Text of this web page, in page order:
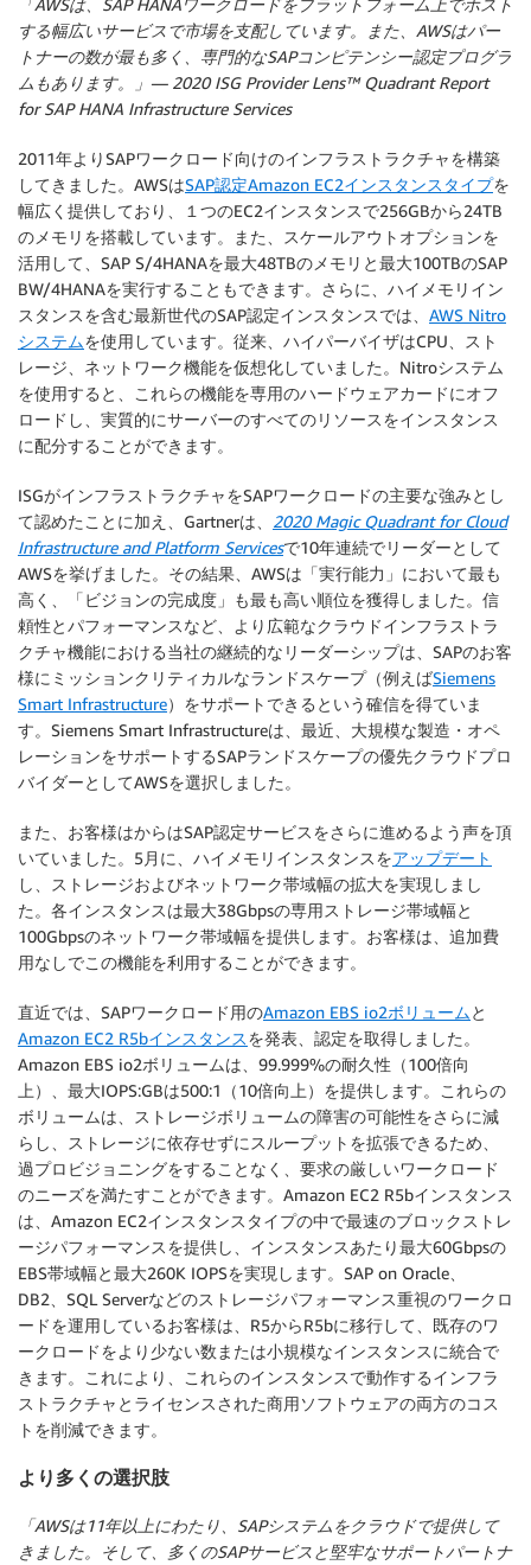
する幅広いサービスで市場を支配しています。また、AWSはパー
トナーの数が最も多く、専門的なSAPコンピテンシー認定プログラ
ムもあります。」— 2020 ISG Provider Lens™ Quadrant Report
for SAP HANA Infrastructure Services
2011年よりSAPワークロード向けのインフラストラクチャを構築
してきました。AWSはSAP認定Amazon EC2インスタンスタイプを
幅広く提供しており、１つのEC2インスタンスで256GBから24TB
のメモリを搭載しています。また、スケールアウトオプションを
活用して、SAP S/4HANAを最大48TBのメモリと最大100TBのSAP
BW/4HANAを実行することもできます。さらに、ハイメモリイン
スタンスを含む最新世代のSAP認定インスタンスでは、 AWS Nitro
システムを使用しています。従来、ハイパーバイザはCPU、スト
レージ、ネットワーク機能を仮想化していました。Nitroシステム
を使用すると、これらの機能を専用のハードウェアカードにオフ
ロードし、実質的にサーバーのすべてのリソースをインスタンス
に配分することができます。
ISGがインフラストラクチャをSAPワークロードの主要な強みとし
て認めたことに加え、Gartnerは、 2020 Magic Quadrant for Cloud
Infrastructure and Platform Servicesで10年連続でリーダーとして
AWSを挙げました。その結果、AWSは「実行能力」において最も
高く、「ビジョンの完成度」も最も高い順位を獲得しました。信
頼性とパフォーマンスなど、より広範なクラウドインフラストラ
クチャ機能における当社の継続的なリーダーシップは、SAPのお客
様にミッションクリティカルなランドスケープ（例えばSiemens
Smart Infrastructure）をサポートできるという確信を得ていま
す。Siemens Smart Infrastructureは、最近、大規模な製造・オペ
レーションをサポートするSAPランドスケープの優先クラウドプロ
バイダーとしてAWSを選択しました。
また、お客様はからはSAP認定サービスをさらに進めるよう声を頂
いていました。5月に、ハイメモリインスタンスをアップデート
し、ストレージおよびネットワーク帯域幅の拡大を実現しまし
た。各インスタンスは最大38Gbpsの専用ストレージ帯域幅と
100Gbpsのネットワーク帯域幅を提供します。お客様は、追加費
用なしでこの機能を利用することができます。
直近では、SAPワークロード用のAmazon EBS io2ボリュームと
Amazon EC2 R5bインスタンスを発表、認定を取得しました。
Amazon EBS io2ボリュームは、99.999%の耐久性（100倍向
上）、最大IOPS:GBは500:1（10倍向上）を提供します。これらの
ボリュームは、ストレージボリュームの障害の可能性をさらに減
らし、ストレージに依存せずにスループットを拡張できるため、
過プロビジョニングをすることなく、要求の厳しいワークロード
のニーズを満たすことができます。Amazon EC2 R5bインスタンス
は、Amazon EC2インスタンスタイプの中で最速のブロックストレ
ージパフォーマンスを提供し、インスタンスあたり最大60Gbpsの
EBS帯域幅と最大260K IOPSを実現します。SAP on Oracle、
DB2、SQL Serverなどのストレージパフォーマンス重視のワークロ
ードを運用しているお客様は、R5からR5bに移行して、既存のワ
ークロードをより少ない数または小規模なインスタンスに統合で
きます。これにより、これらのインスタンスで動作するインフラ
ストラクチャとライセンスされた商用ソフトウェアの両方のコス
トを削減できます。
より多くの選択肢
「AWSは11年以上にわたり、SAPシステムをクラウドで提供して
きました。そして、多くのSAPサービスと堅牢なサポートパートナ